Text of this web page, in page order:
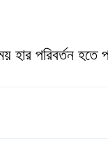
হার পরিবর্তন হতে